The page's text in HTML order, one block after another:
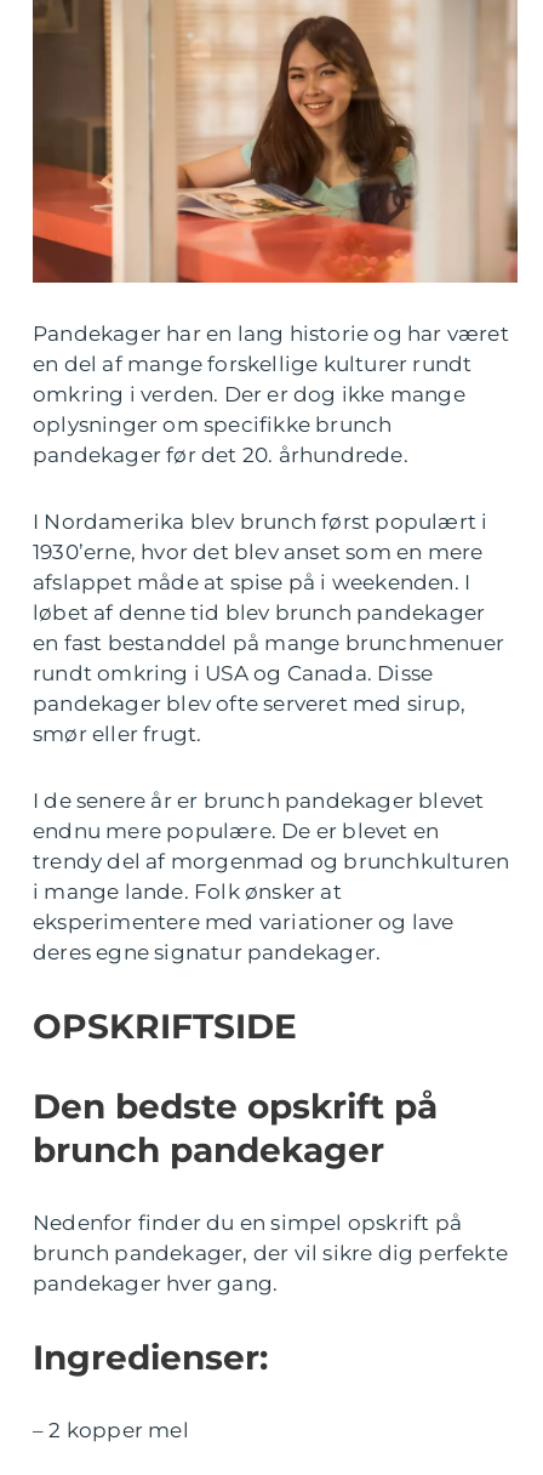
Pandekager har en lang historie og har været
en del af mange forskellige kulturer rundt
omkring i verden. Der er dog ikke mange
oplysninger om specifikke brunch
pandekager før det 20. århundrede.
I Nordamerika blev brunch først populært i
1930’erne, hvor det blev anset som en mere
afslappet måde at spise på i weekenden. I
løbet af denne tid blev brunch pandekager
en fast bestanddel på mange brunchmenuer
rundt omkring i USA og Canada. Disse
pandekager blev ofte serveret med sirup,
smør eller frugt.
I de senere år er brunch pandekager blevet
endnu mere populære. De er blevet en
trendy del af morgenmad og brunchkulturen
i mange lande. Folk ønsker at
eksperimentere med variationer og lave
deres egne signatur pandekager.
OPSKRIFTSIDE
Den bedste opskrift på
brunch pandekager
Nedenfor finder du en simpel opskrift på
brunch pandekager, der vil sikre dig perfekte
pandekager hver gang.
Ingredienser:
– 2 kopper mel